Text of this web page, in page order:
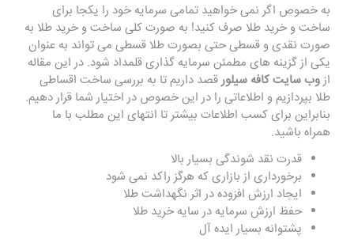
به خصوص اگر نمی خواهید تمامی سرمایه خود را یکجا برای
ساخت و خرید طلا صرف کنید! به صورت کلی ساخت و خرید طلا به
صورت نقدی و قسطی حتی بصورت طلا قسطی می تواند به عنوان
یکی از گزینه های مطمئن سرمایه گذاری قلمداد شود. در این مقاله
ازوب سایت کافه سیلورقصد داریم تا به بررسی ساخت اقساطی
طلا بپردازیم و اطلاعاتی را در این خصوص در اختیار شما قرار دهیم.
بنابراین برای کسب اطلاعات بیشتر تا انتهای این مطلب با ما
همراه باشید.
قدرت نقد شوندگی بسیار بالا
برخورداری از بازاری که هرگز راکد نمی شود
ایجاد ارزش افزوده در اثر نگهداشت طلا
حفظ ارزش سرمایه در سایه خرید طلا
پشتوانه بسیار ایده آل